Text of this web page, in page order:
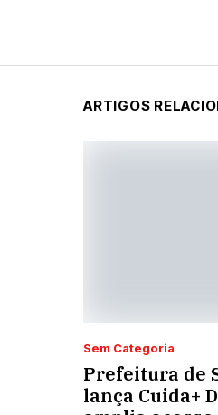
ARTIGOS
Sem Categoria
Prefeitura de
lança Cuida+